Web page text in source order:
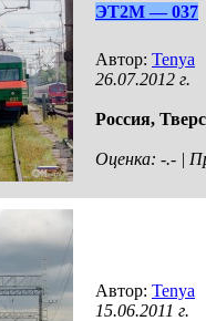
ЭТ2М — 037
Автор: Tenya
26.07.2012 г.
Россия,
Оценка: -.- |
Автор: Tenya
15.06.2011 г.